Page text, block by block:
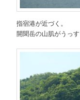
指宿港が近づく。
開聞岳の山肌がうっす